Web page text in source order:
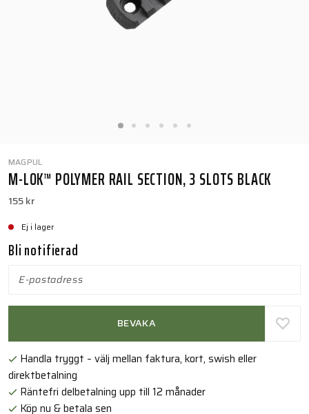
MAGPUL
M-LOK™ POLYMER RAIL SECTION, 3 SLOTS BLACK
155 kr
Ej i lager
Bli notifierad
BEVAKA
Handla tryggt – välj mellan faktura, kort, swish eller
direktbetalning
Räntefri delbetalning upp till 12 månader
Köp nu & betala sen